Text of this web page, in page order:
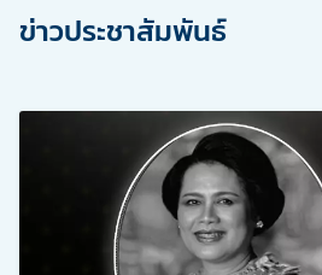
ข่าวประชาสัมพันธ์